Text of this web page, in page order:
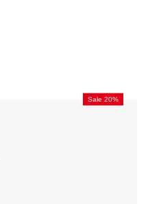
Sale 20%